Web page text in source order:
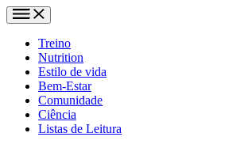
Treino
Nutrition
Estilo de vida
Bem-Estar
Comunidade
Ciência
Listas de Leitura